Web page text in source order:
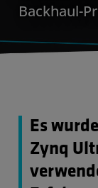
Backhaul-
Es
Zynq